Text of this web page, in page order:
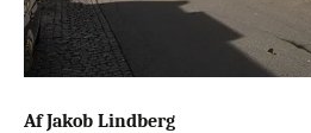
Af Jakob Lindberg